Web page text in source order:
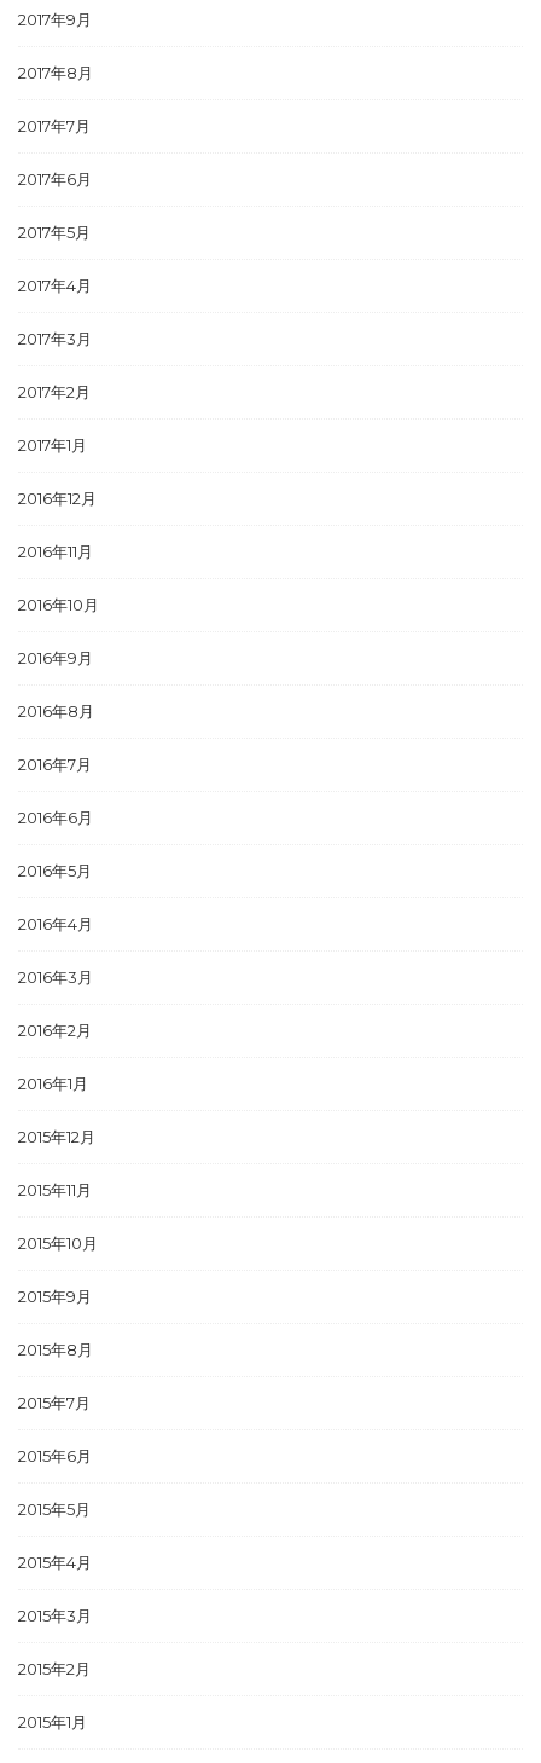
2017年9月
2017年8月
2017年7月
2017年6月
2017年5月
2017年4月
2017年3月
2017年2月
2017年1月
2016年12月
2016年11月
2016年10月
2016年9月
2016年8月
2016年7月
2016年6月
2016年5月
2016年4月
2016年3月
2016年2月
2016年1月
2015年12月
2015年11月
2015年10月
2015年9月
2015年8月
2015年7月
2015年6月
2015年5月
2015年4月
2015年3月
2015年2月
2015年1月